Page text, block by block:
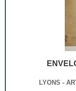
LYONS -